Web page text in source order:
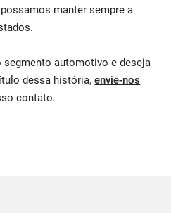
manter sempre a
automotivo e deseja
dessa história,envie-nos
contato.